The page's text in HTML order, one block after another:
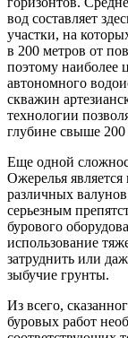
вод составляет
участки, на
в 200 метров от
поэтому наиболее
автономного
скважин
технологии
глубине свыше 200
Еще одной
Ожерелья
различных
серьезным
бурового
использование
затруднить или
зыбучие грунты.
Из всего,
буровых работ